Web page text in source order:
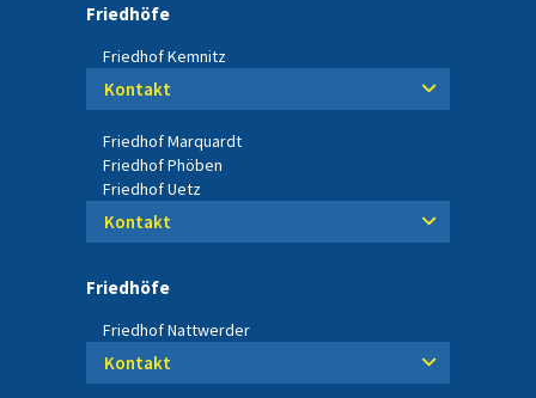
Friedhöfe
Friedhof Kemnitz
Kontakt
Friedhof Marquardt
Friedhof Phöben
Friedhof Uetz
Kontakt
Friedhöfe
Friedhof Nattwerder
Kontakt